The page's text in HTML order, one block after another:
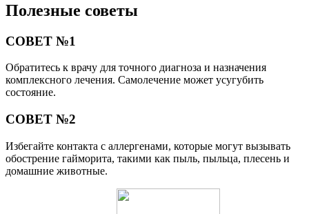
Полезные советы
СОВЕТ №1
Обратитесь к врачу для точного диагноза и назначения
комплексного лечения. Самолечение может усугубить
состояние.
СОВЕТ №2
Избегайте контакта с аллергенами, которые могут вызывать
обострение гайморита, такими как пыль, пыльца, плесень и
домашние животные.